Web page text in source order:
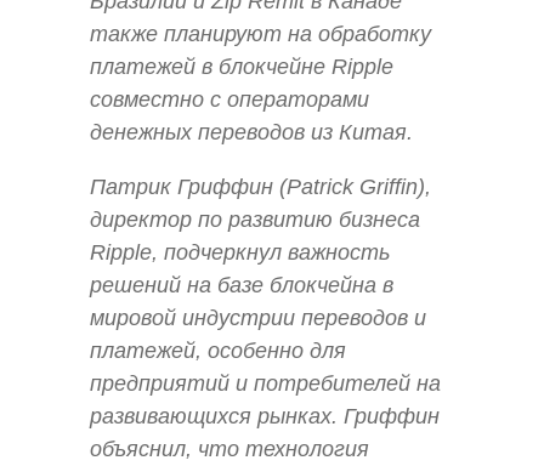
также планируют на обработку
платежей в блокчейне Ripple
совместно с операторами
денежных переводов из Китая.
Патрик Гриффин (Patrick Griffin),
директор по развитию бизнеса
Ripple, подчеркнул важность
решений на базе блокчейна в
мировой индустрии переводов и
платежей, особенно для
предприятий и потребителей на
развивающихся рынках. Гриффин
объяснил, что технология